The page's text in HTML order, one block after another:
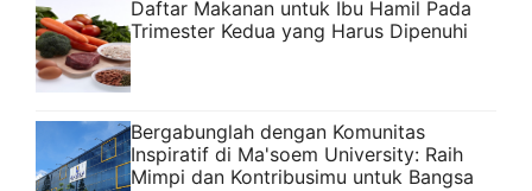
Daftar Makanan untuk Ibu Hamil Pada
Trimester Kedua yang Harus Dipenuhi
Bergabunglah dengan Komunitas
Inspiratif di Ma'soem University: Raih
Mimpi dan Kontribusimu untuk Bangsa